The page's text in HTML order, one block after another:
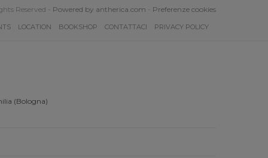
Reserved - Powered by antherica.com - Preferenze cookies
LOCATION BOOKSHOP CONTATTACI PRIVACY POLICY
(Bologna)